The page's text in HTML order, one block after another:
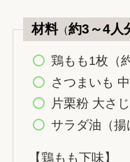
材料（約3～4人
鶏もも1枚（
さつまいも
片栗粉 大さ
サラダ油（
【鶏もも下味】